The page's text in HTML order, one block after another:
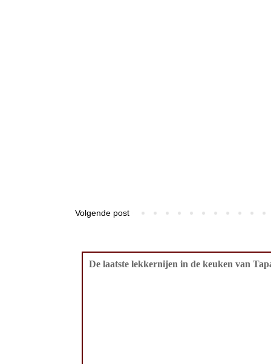
Volgende post
De laatste lekkernijen in de keuken van